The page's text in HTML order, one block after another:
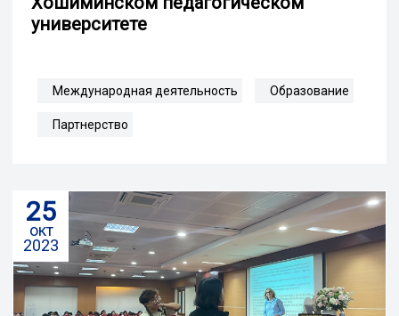
университете
Международная деятельность Образование
Партнерство
25
окт
2023